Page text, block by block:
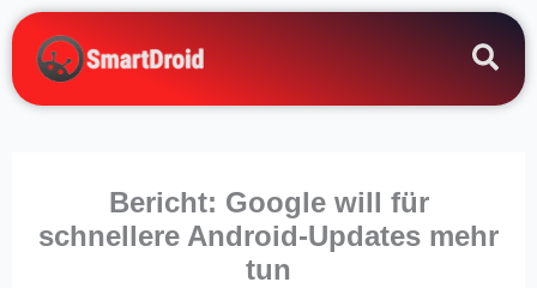
Zum
Inhalt
springen
Bericht: Google will für
schnellere Android-Updates mehr
tun